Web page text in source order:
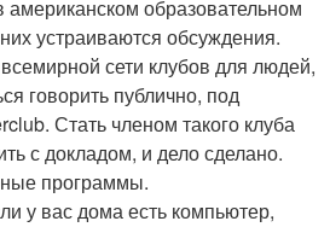
образовательном
устраиваются обсуждения.
сети клубов для людей,
говорить публично, под
Стать членом такого клуба
с докладом, и дело сделано.
программы.
у вас дома есть компьютер,